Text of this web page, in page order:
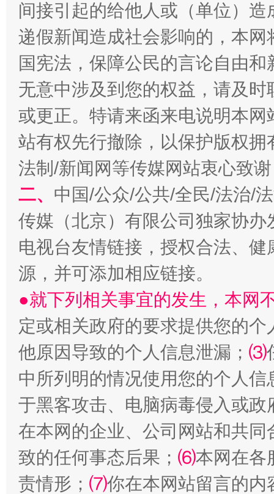
揭开“小金库”的免责幌子
受贿1.44亿！段成刚被判无期 从幼
间接引起的给他人或（单位）
递假新闻造成社会影响的，本
国宪法，保障公民的言论自由
无意中涉及到您的权益，请及
或更正。特请来函来电说明本
站有权先行撤除，以保护版权
法制/新闻网等传媒网站衷心致
二、 中国/公众/公共/全民/法治/
传媒（北京）有限公司独家协
电视台友情链接，授权合法、
源，并可添加相应链接。
●就下列相关事宜的发生，本网
定或相关政府的要求提供您的个
他原因导致的个人信息泄漏； ⑶
中所列明的情况使用您的个人
于黑客攻击、电脑病毒侵入或
在本网的企业、公司网站和共
致的任何事态后果； ⑹本网在各
责情形； ⑺你在本网站留言的内